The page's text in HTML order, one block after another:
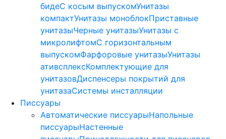
бидеС косым выпускомУнитазы
компактУнитазы моноблокПриставные
унитазыЧерные унитазыУнитазы с
микролифтомC горизонтальным
выпускомФарфоровые унитазыУнитазы
ативсплексКомплектующие для
унитазовДиспенсеры покрытий для
унитазаСистемы инсталляции
Писсуары
Автоматические писсуарыНапольные
писсуарыНастенные